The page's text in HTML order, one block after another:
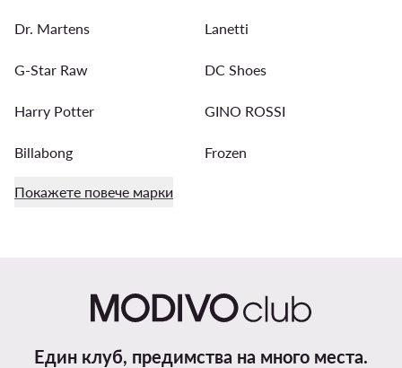
Dr. Martens Lanetti
G-Star Raw DC Shoes
Harry Potter GINO ROSSI
Billabong Frozen
Покажете повече марки
Един клуб, предимства на много места.